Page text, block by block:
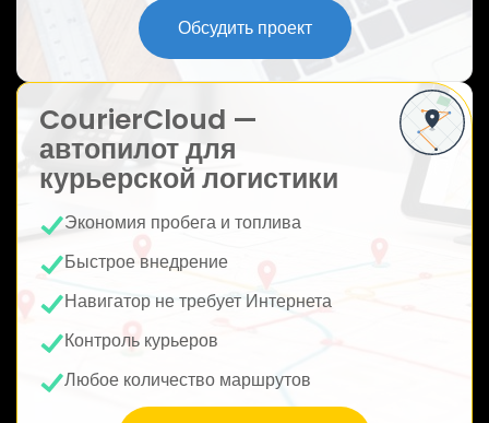
Обсудить проект
CourierCloud —
автопилот для
курьерской логистики
Экономия пробега и топлива
Быстрое внедрение
Навигатор не требует Интернета
Контроль курьеров
Любое количество маршрутов